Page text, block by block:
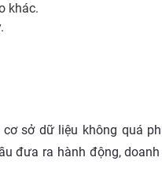
khác.
sở dữ liệu không quá
đưa ra hành động,